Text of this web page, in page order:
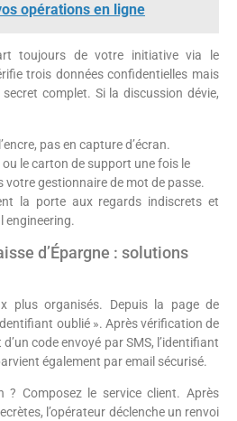
opérations en ligne
toujours de votre initiative via le
trois données confidentielles mais
complet. Si la discussion dévie,
pas en capture d’écran.
ou le carton de support une fois le
votre gestionnaire de mot de passe.
la porte aux regards indiscrets et
engineering.
d’Épargne : solutions
plus organisés. Depuis la page de
oublié ». Après vérification de
code envoyé par SMS, l’identifiant
également par email sécurisé.
? Composez le service client. Après
l’opérateur déclenche un renvoi